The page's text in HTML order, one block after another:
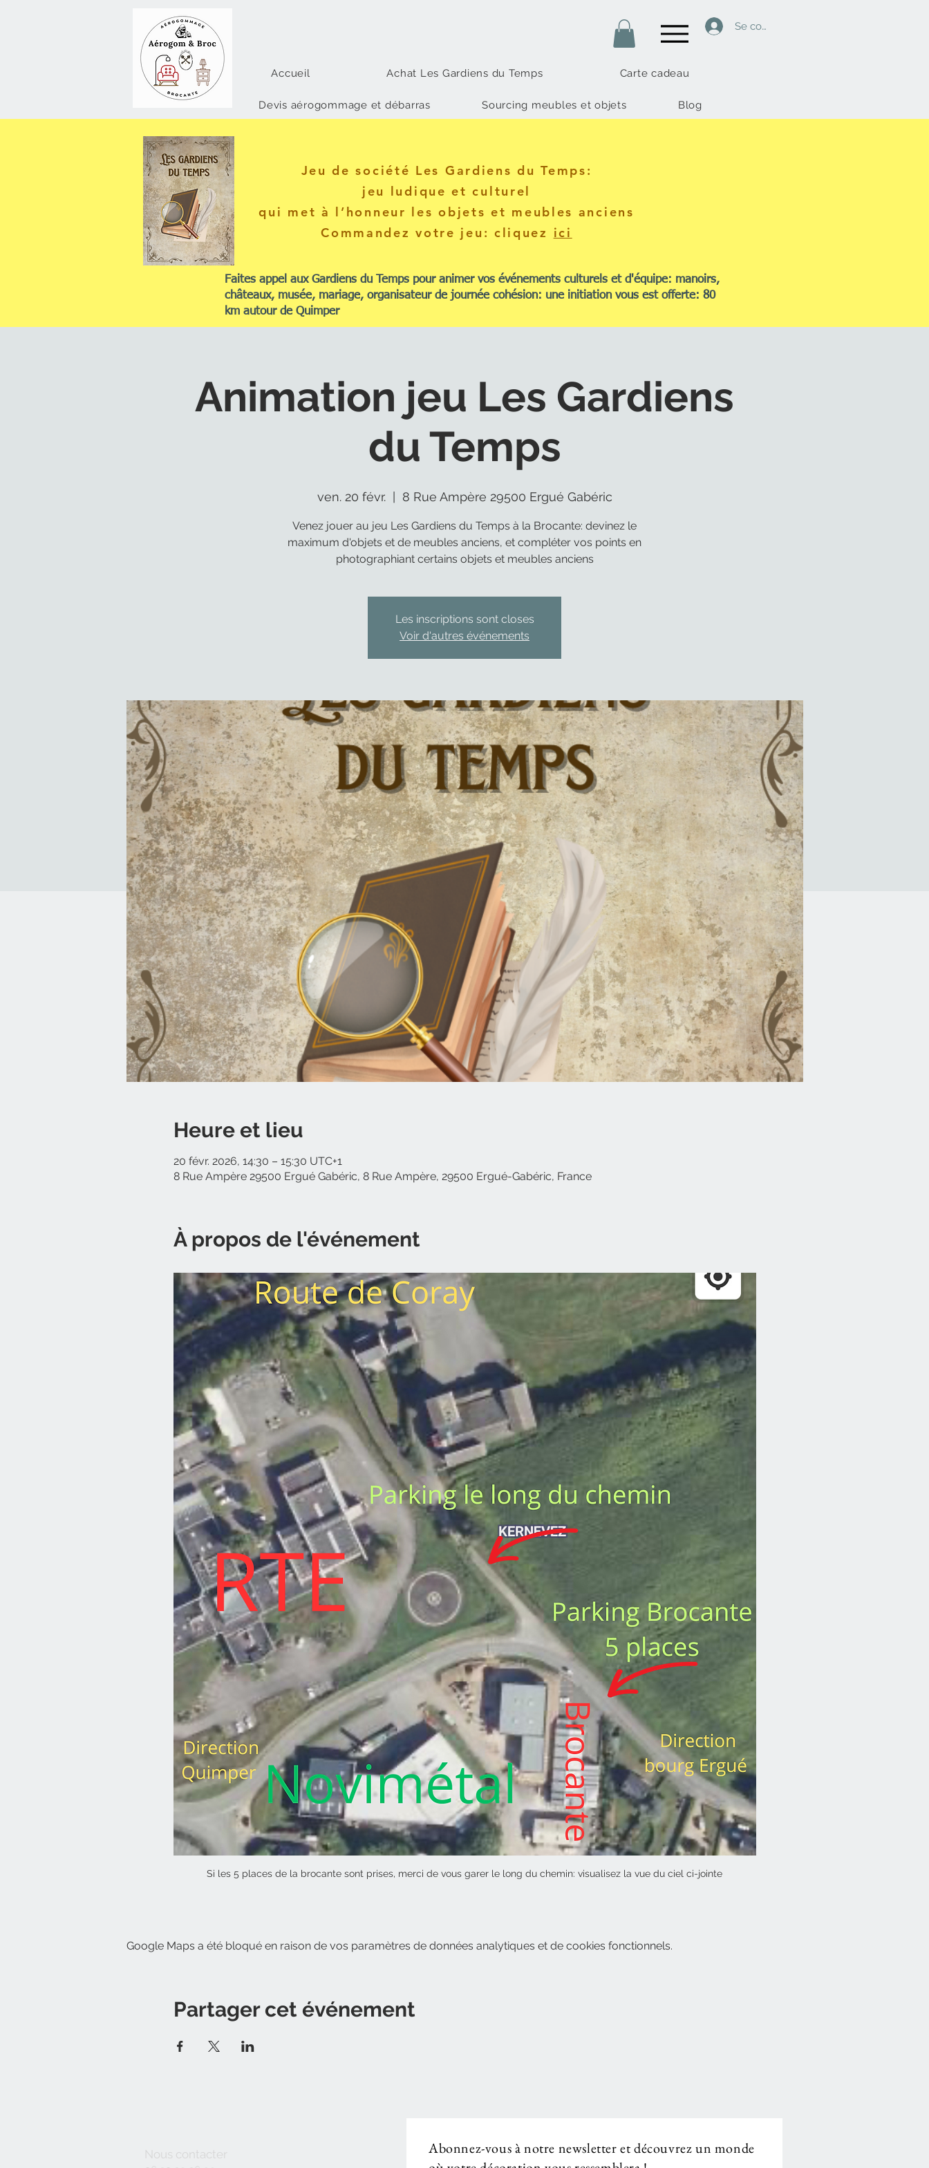
Se connecter
Accueil Achat Les Gardiens du Temps Carte cadeau
Devis aérogommage et débarras Sourcing meubles et objets Blog
Jeu de société Les Gardiens du Temps:
jeu ludique et culturel
qui met à l’honneur les objets et meubles anciens
Commandez votre jeu: cliquez ici
Faites appel aux Gardiens du Temps pour animer vos événements culturels et d'équipe: manoirs,
châteaux, musée, mariage, organisateur de journée cohésion: une initiation vous est offerte: 80
km autour de Quimper
Animation jeu Les Gardiens
du Temps
ven. 20 févr.
  |
8 Rue Ampère 29500 Ergué Gabéric
Venez jouer au jeu Les Gardiens du Temps à la Brocante: devinez le
maximum d'objets et de meubles anciens, et compléter vos points en
photographiant certains objets et meubles anciens
Les inscriptions sont closes
Voir d'autres événements
Heure et lieu
20 févr. 2026, 14:30 – 15:30 UTC+1
8 Rue Ampère 29500 Ergué Gabéric, 8 Rue Ampère, 29500 Ergué-Gabéric, France
À propos de l'événement
Si les 5 places de la brocante sont prises, merci de vous garer le long du chemin: visualisez la vue du ciel ci-jointe
Google Maps a été bloqué en raison de vos paramètres de données analytiques et de cookies fonctionnels.
Partager cet événement
Nous contacter
Abonnez-vous à notre newsletter et découvrez un monde